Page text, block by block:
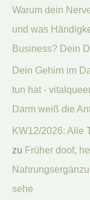
Warum dein
und was
Business? Dein
Dein Gehirn im
tun hat -
Darm weiß die
KW12/2026: Alle
zu Früher doof,
sehe